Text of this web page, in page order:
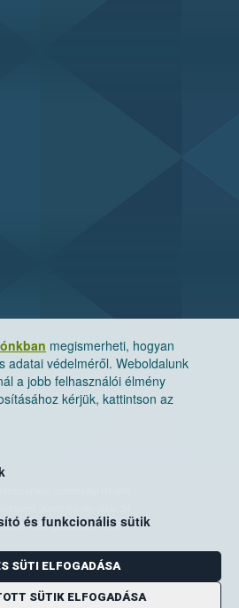
megismerheti, hogyan
adatai védelméről. Weboldalunk
a jobb felhasználói élmény
kérjük, kattintson az
és funkcionális sütik
SÜTI ELFOGADÁSA
SÜTIK ELFOGADÁSA
biztonsági Hivatal
cím: 1525 Budapest. Pf. 30.
szám: 06-80/263-244